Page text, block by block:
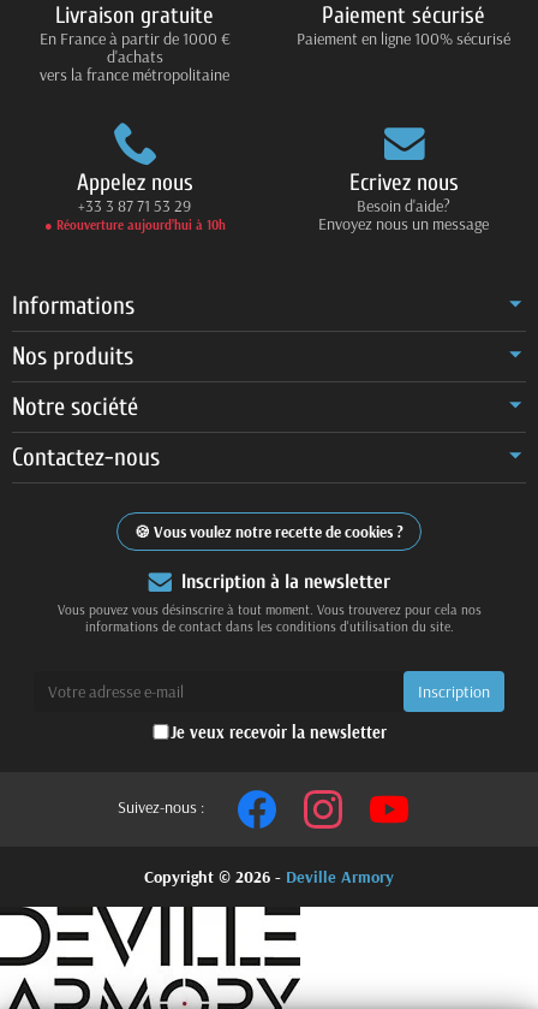
Livraison gratuite
En France à partir de 1000 €
d'achats
vers la france métropolitaine
Paiement sécurisé
Paiement en ligne 100% sécurisé
Appelez nous
+33 3 87 71 53 29
● Réouverture aujourd’hui à 10h
Ecrivez nous
Besoin d'aide?
Envoyez nous un message
Informations
Nos produits
Notre société
Contactez-nous
Vous voulez notre recette de cookies ?
Inscription à la newsletter
Vous pouvez vous désinscrire à tout moment. Vous trouverez pour cela nos
informations de contact dans les conditions d'utilisation du site.
Je veux recevoir la newsletter
Suivez-nous :
Copyright © 2026 - Deville Armory